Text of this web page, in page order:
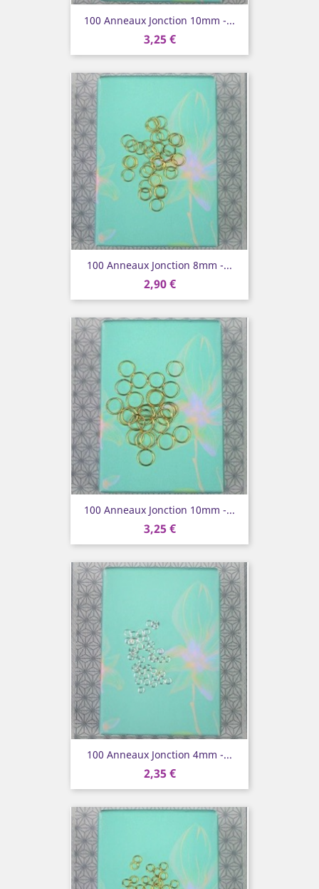
100 Anneaux Jonction 10mm -...
3,25 €
100 Anneaux Jonction 8mm -...
2,90 €
100 Anneaux Jonction 10mm -...
3,25 €
100 Anneaux Jonction 4mm -...
2,35 €